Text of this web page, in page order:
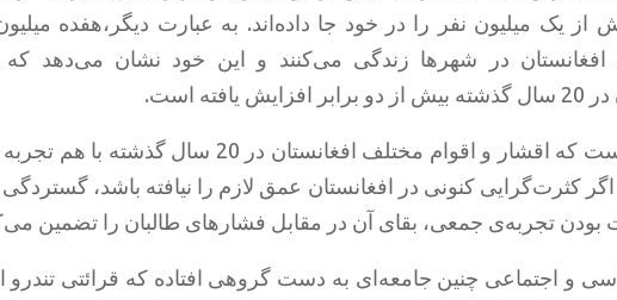
یک میلیون نفر را در خود جا داده‌اند. به عبارت دیگر،هفده
میلیونی افغانستان در شهرها زندگی می‌کنند و این خود نشان می‌دهد
است.
اینها تجاربی جمعی است که اقشار و اقوام مختلف افغانستان در 20 سال
کثرت‌گرایی کنونی در افغانستان عمق لازم را نیافته باشد،
بودن تجربه‌ی جمعی، بقای آن در مقابل فشارهای طالبان را تضمین
و اجتماعی چنین جامعه‌ا‌ی به دست گروهی افتاده که قرائتی تندرو